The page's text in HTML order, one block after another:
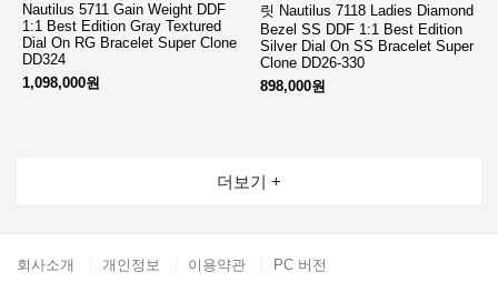
Nautilus 5711 Gain Weight DDF
1:1 Best Edition Gray Textured
Dial On RG Bracelet Super Clone
DD324
1,098,000원
릿 Nautilus 7118 Ladies Diamond
Bezel SS DDF 1:1 Best Edition
Silver Dial On SS Bracelet Super
Clone DD26-330
898,000원
더보기 +
회사소개 개인정보 이용약관 PC 버전